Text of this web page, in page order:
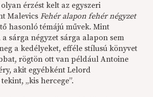
érzést kelt az egyszeri
MalevicsFehér alapon fehér négyzet
hasonló témájú művek. Mint
sárga négyzet sárga alapon sem
a kedélyeket, efféle stílusú könyvet
rögtön ott van például Antoine
akit egyébként Lelord
„kis hercege”.